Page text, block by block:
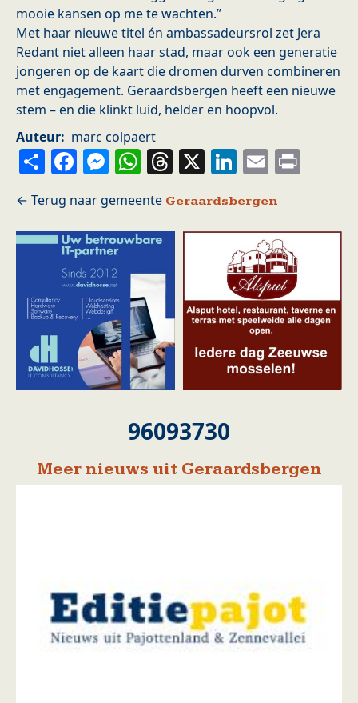
mooie kansen op me te wachten.”
Met haar nieuwe titel én ambassadeursrol zet Jera
Redant niet alleen haar stad, maar ook een generatie
jongeren op de kaart die dromen durven combineren
met engagement. Geraardsbergen heeft een nieuwe
stem – en die klinkt luid, helder en hoopvol.
Auteur
marc colpaert
ShareFacebook
Messenger
WhatsApp
Threads
X LinkedIn
Email
Geraardsbergen
96093730
Meer nieuws uit Geraardsbergen